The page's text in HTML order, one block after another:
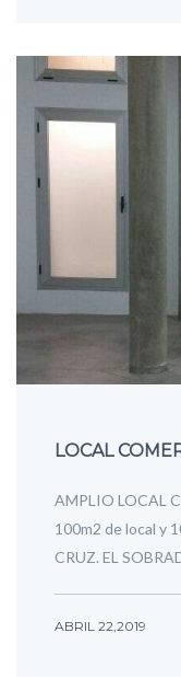
LOCAL
AMPLIO LOCAL
100m2 de local y
CRUZ. EL
ABRIL 22,2019